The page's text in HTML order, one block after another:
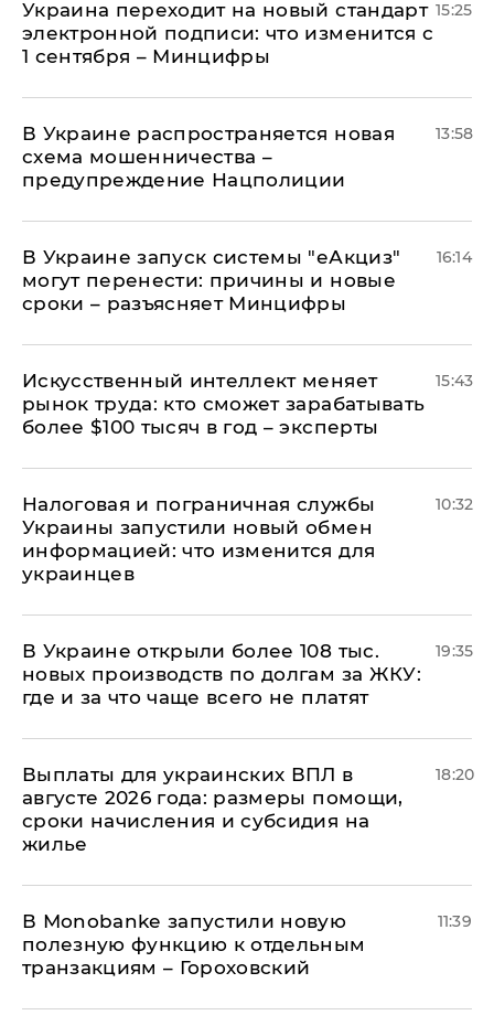
Украина переходит на новый стандарт
электронной подписи: что изменится с
1 сентября – Минцифры
15:25
В Украине распространяется новая
схема мошенничества –
предупреждение Нацполиции
13:58
В Украине запуск системы "еАкциз"
могут перенести: причины и новые
сроки – разъясняет Минцифры
16:14
Искусственный интеллект меняет
рынок труда: кто сможет зарабатывать
более $100 тысяч в год – эксперты
15:43
Налоговая и пограничная службы
Украины запустили новый обмен
информацией: что изменится для
украинцев
10:32
В Украине открыли более 108 тыс.
новых производств по долгам за ЖКУ:
где и за что чаще всего не платят
19:35
Выплаты для украинских ВПЛ в
августе 2026 года: размеры помощи,
сроки начисления и субсидия на
жилье
18:20
В Мonobankе запустили новую
полезную функцию к отдельным
транзакциям – Гороховский
11:39